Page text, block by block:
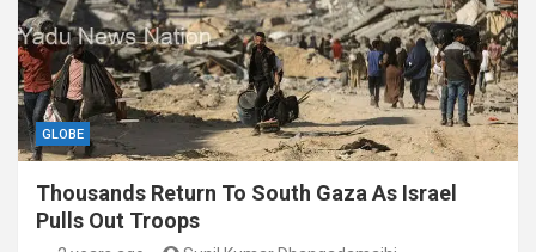
GLOBE
Thousands Return To South Gaza As Israel
Pulls Out Troops